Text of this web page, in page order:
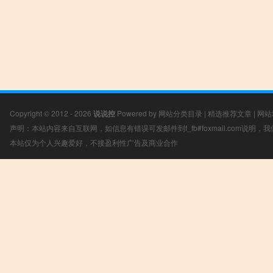
Copyright © 2012 - 2026 说说控 Powered by 网站分类目录 | 精选推荐文章 | 网
声明：本站内容来自互联网，如信息有错误可发邮件到f_fb#foxmail.com说明，
本站仅为个人兴趣爱好，不接盈利性广告及商业合作